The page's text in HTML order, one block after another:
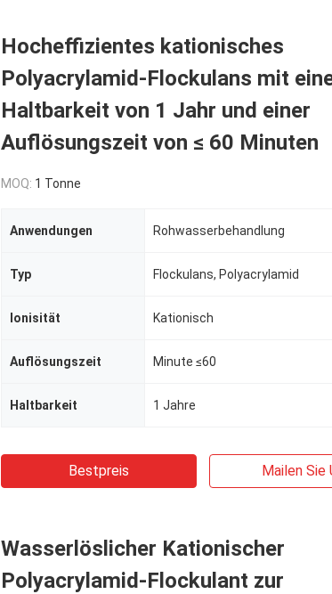
Hocheffizientes kationisches
Polyacrylamid-Flockulans mit
Haltbarkeit von 1 Jahr und einer
Auflösungszeit von ≤ 60 Minuten
MOQ: 1 Tonne
Anwendungen Rohwasserbehandlung
Typ Flockulans, Polyacrylamid
Ionisität Kationisch
Auflösungszeit Minute ≤60
Haltbarkeit 1 Jahre
Bestpreis Mailen Sie
Wasserlöslicher Kationischer
Polyacrylamid-Flockulant zur